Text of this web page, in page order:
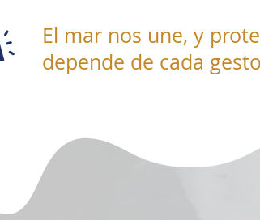
El mar nos une, y
depende de cada